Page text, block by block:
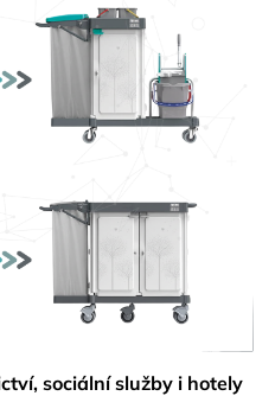
sociální služby i hotely